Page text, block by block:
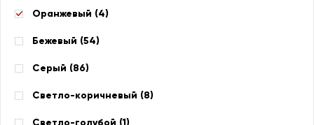
Оранжевый (4)
Бежевый (54)
Серый (86)
Светло-коричневый (8)
Светло-голубой (1)